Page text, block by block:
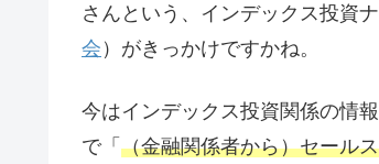
さんという、インデックス投資
会 ）がきっかけですかね。
今はインデックス投資関係の情
で「 （金融関係者から）セール